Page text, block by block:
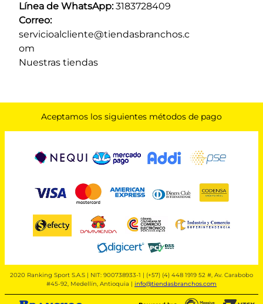
Línea de WhatsApp: 3183728409
Correo:
servicioalcliente@tiendasbranchos.c
om
Nuestras tiendas
Aceptamos los siguientes métodos de pago
2020 Ranking Sport S.A.S | NIT: 900738933-1 | (+57) (4) 448 1919 52 #, Av. Carabobo
#45-92, Medellín, Antioquia | info@tiendasbranchos.com